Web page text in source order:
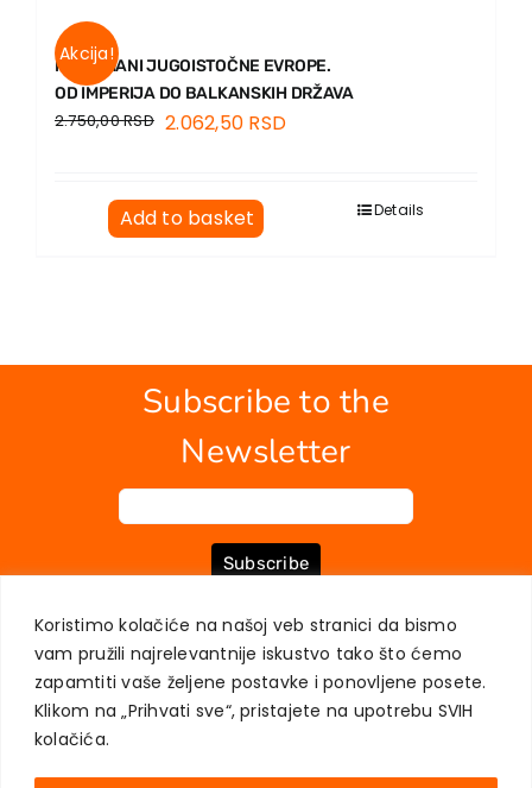
Koristimo kolačiće na našoj veb stranici da bismo
vam pružili najrelevantnije iskustvo tako što ćemo
zapamtiti vaše željene postavke i ponovljene posete.
Klikom na „Prihvati sve“, pristajete na upotrebu SVIH
kolačića.
Akcija!
MUSLIMANI JUGOISTOČNE EVROPE.
OD IMPERIJA DO BALKANSKIH DRŽAVA
2.750,00RSD 2.062,50 RSD
Add to basket Details
Subscribe to the
Newsletter
Subscribe
ABOUT US BOOKS MY ACCOUNT CONTACT
TERMS OF PURCHASE
USER PRIVACY PROTECTION